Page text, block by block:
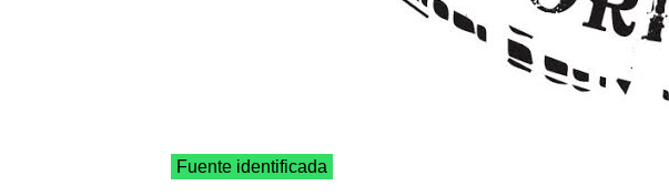
Fuente identificada